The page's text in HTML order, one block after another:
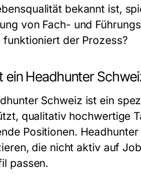
bekannt ist,
von Fach- und
funktioniert der Prozess?
ein Headhunter
Schweiz ist ein
qualitativ hochwertige
Positionen.
die nicht aktiv auf
passen.